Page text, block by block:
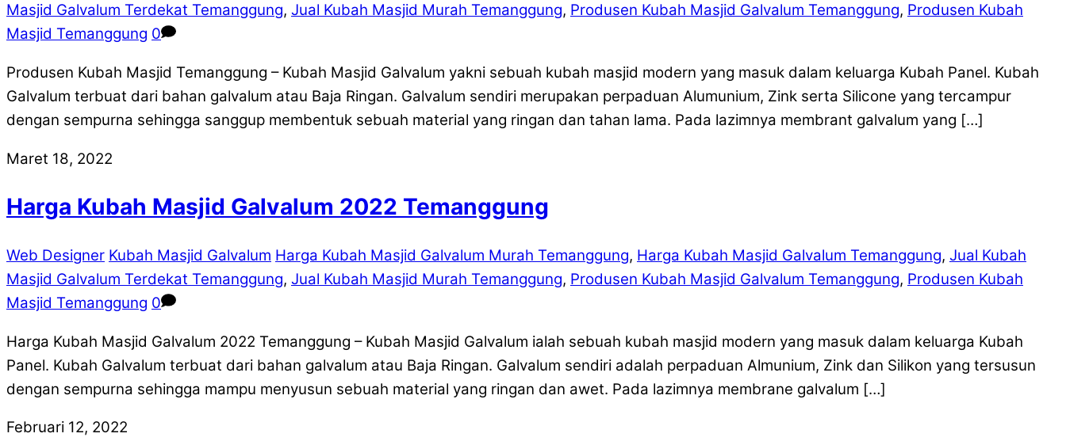
Masjid Galvalum Terdekat Temanggung, Jual Kubah Masjid Murah Temanggung, Produsen Kubah Masjid Galvalum Temanggung, Produsen Kubah
Masjid Temanggung 0
Produsen Kubah Masjid Temanggung – Kubah Masjid Galvalum yakni sebuah kubah masjid modern yang masuk dalam keluarga Kubah Panel. Kubah
Galvalum terbuat dari bahan galvalum atau Baja Ringan. Galvalum sendiri merupakan perpaduan Alumunium, Zink serta Silicone yang tercampur
dengan sempurna sehingga sanggup membentuk sebuah material yang ringan dan tahan lama. Pada lazimnya membrant galvalum yang […]
Maret 18, 2022
Harga Kubah Masjid Galvalum 2022 Temanggung
Web Designer Kubah Masjid Galvalum Harga Kubah Masjid Galvalum Murah Temanggung, Harga Kubah Masjid Galvalum Temanggung, Jual Kubah
Masjid Galvalum Terdekat Temanggung, Jual Kubah Masjid Murah Temanggung, Produsen Kubah Masjid Galvalum Temanggung, Produsen Kubah
Masjid Temanggung 0
Harga Kubah Masjid Galvalum 2022 Temanggung – Kubah Masjid Galvalum ialah sebuah kubah masjid modern yang masuk dalam keluarga Kubah
Panel. Kubah Galvalum terbuat dari bahan galvalum atau Baja Ringan. Galvalum sendiri adalah perpaduan Almunium, Zink dan Silikon yang tersusun
dengan sempurna sehingga mampu menyusun sebuah material yang ringan dan awet. Pada lazimnya membrane galvalum […]
Februari 12, 2022